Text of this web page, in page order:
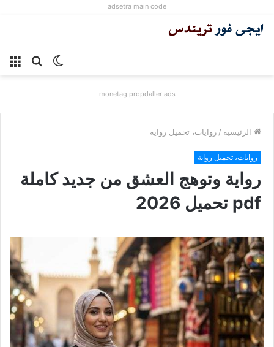
adsetra main code
بحث الوضع
monetag propdaller ads
الرئيسية / روايات، تحميل رواية
روايات، تحميل رواية
رواية وتوهج العشق من جديد كاملة
pdf تحميل 2026